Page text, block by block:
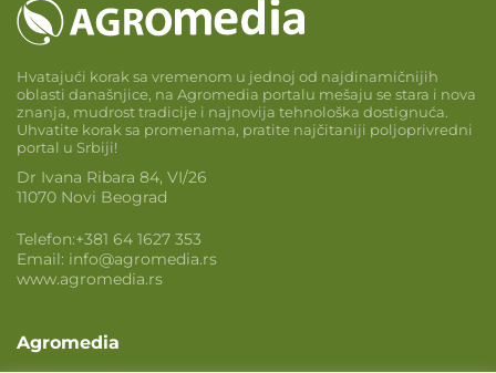
Hvatajući korak sa vremenom u jednoj od najdinamičnijih
oblasti današnjice, na Agromedia portalu mešaju se stara i nova
znanja, mudrost tradicije i najnovija tehnološka dostignuća.
Uhvatite korak sa promenama, pratite najčitaniji poljoprivredni
portal u Srbiji!
Dr Ivana Ribara 84, VI/26
11070 Novi Beograd
Telefon:+381 64 1627 353
Email: info@agromedia.rs
www.agromedia.rs
Agromedia